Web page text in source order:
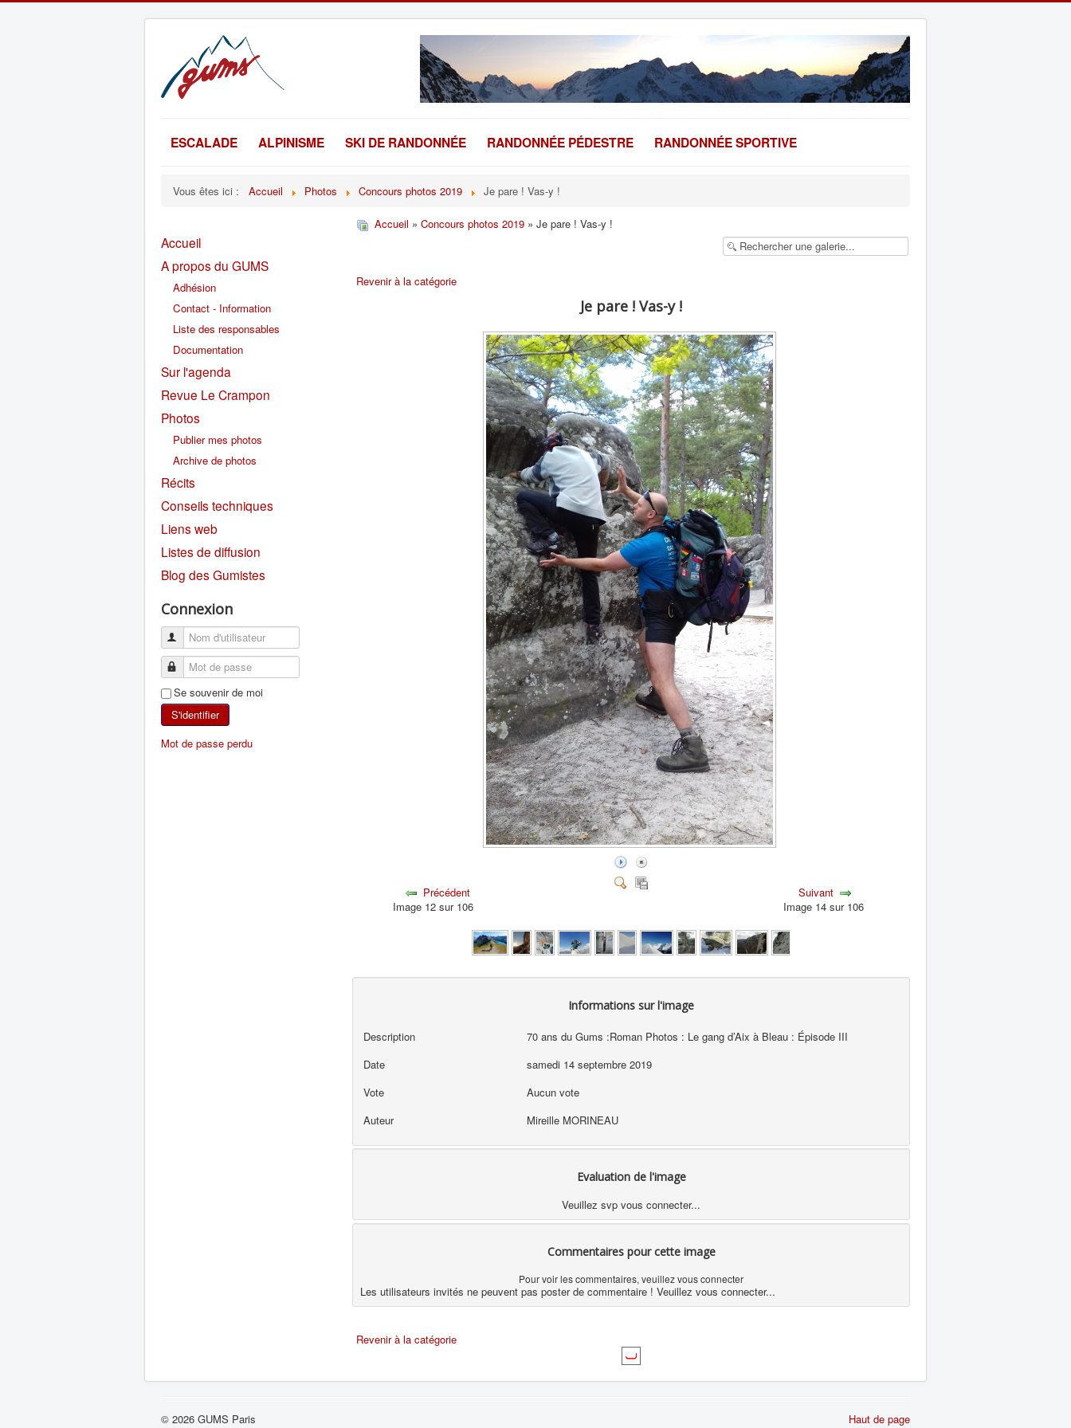
ESCALADE ALPINISME SKI DE RANDONNÉE RANDONNÉE PÉDESTRE RANDONNÉE SPORTIVE
Vous êtes ici : Accueil Photos Concours photos 2019 Je pare ! Vas-y !
Accueil
A propos du GUMS
Adhésion
Contact - Information
Liste des responsables
Documentation
Sur l'agenda
Revue Le Crampon
Photos
Publier mes photos
Archive de photos
Récits
Conseils techniques
Liens web
Listes de diffusion
Blog des Gumistes
Connexion
Se souvenir de moi
S'identifier
Mot de passe perdu
Accueil » Concours photos 2019 » Je pare ! Vas-y !
Revenir à la catégorie
Je pare ! Vas-y !
Précédent
Image 12 sur 106
Suivant
Image 14 sur 106
Informations sur l'image
Description
70 ans du Gums :Roman Photos : Le gang d’Aix à Bleau : Épisode III
Date
samedi 14 septembre 2019
Vote
Aucun vote
Auteur
Mireille MORINEAU
Evaluation de l'image
Veuillez svp vous connecter...
Commentaires pour cette image
Pour voir les commentaires, veuillez vous connecter
Les utilisateurs invités ne peuvent pas poster de commentaire ! Veuillez vous connecter...
Revenir à la catégorie
Haut de page
© 2026 GUMS Paris